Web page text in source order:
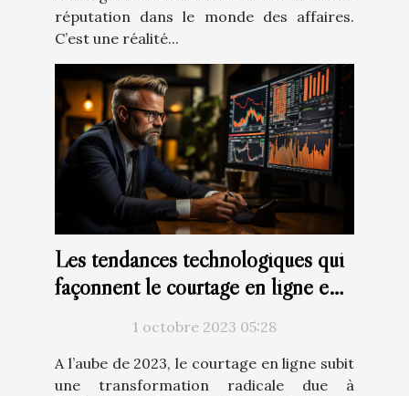
réputation dans le monde des affaires.
C’est une réalité...
Les tendances technologiques qui
façonnent le courtage en ligne en
1 octobre 2023 05:28
A l’aube de 2023, le courtage en ligne subit
une transformation radicale due à